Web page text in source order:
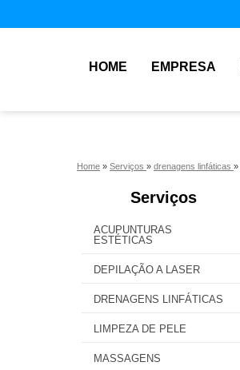
HOME EMPRESA
Home » Serviços » drenagens linfáticas »
Serviços
ACUPUNTURAS
ESTÉTICAS
DEPILAÇÃO A LASER
DRENAGENS LINFÁTICAS
LIMPEZA DE PELE
MASSAGENS